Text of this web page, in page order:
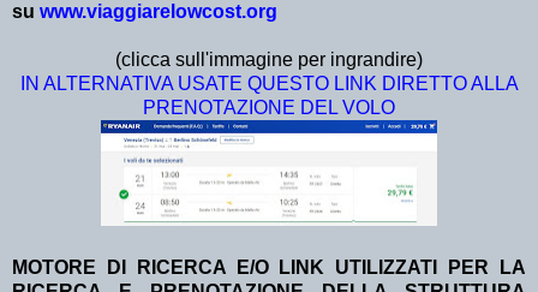
su www.viaggiarelowcost.org
(clicca sull'immagine per ingrandire)
IN ALTERNATIVA USATE QUESTO LINK DIRETTO ALLA
PRENOTAZIONE DEL VOLO
MOTORE DI RICERCA E/O LINK UTILIZZATI PER LA